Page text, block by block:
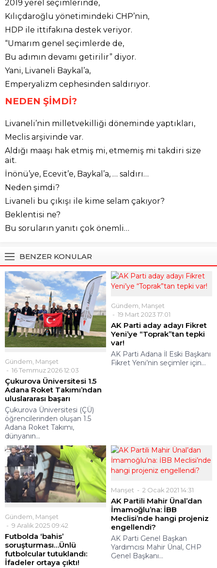
2019 yerel seçimlerinde,
Kılıçdaroğlu yönetimindeki CHP’nin,
HDP ile ittifakına destek veriyor.
“Umarım genel seçimlerde de,
Bu adımın devamı getirilir” diyor.
Yani, Livaneli Baykal’a,
Emperyalizm cephesinden saldırıyor.
NEDEN ŞİMDİ?
Livaneli’nin milletvekilliği döneminde yaptıkları,
Meclis arşivinde var.
Aldığı maaşı hak etmiş mi, etmemiş mi takdiri size
ait.
İnönü’ye, Ecevit’e, Baykal’a, … saldırı…
Neden şimdi?
Livaneli bu çıkışı ile kime selam çakıyor?
Beklentisi ne?
Bu soruların yanıtı çok önemli…
BENZER KONULAR
Gündem Manşet
16 Temmuz 2026 12:03
Çukurova Üniversitesi 1.5
Adana Roket Takımı’ndan
uluslararası başarı
Çukurova Üniversitesi (ÇÜ)
öğrencilerinden oluşan 1.5
Adana Roket Takımı,
dünyanın...
Gündem Manşet
19 Mart 2023 17:01
AK Parti aday adayı Fikret
Yeni’ye “Toprak”tan tepki
var!
AK Parti Adana İl Eski Başkanı
Fikret Yeni’nin seçimler için...
Gündem, Manşet
9 Aralık 2025 09:42
Futbolda ‘bahis’
soruşturması…Ünlü
futbolcular tutuklandı:
İfadeler ortaya çıktı!
Manşet 2 Ocak 2021 14:31
AK Partili Mahir Ünal’dan
İmamoğlu’na: İBB
Meclisi’nde hangi projeniz
engellendi?
AK Parti Genel Başkan
Yardımcısı Mahir Ünal, CHP
Genel Başkanı...